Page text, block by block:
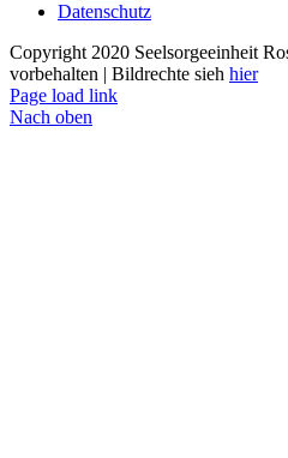
Datenschutz
Copyright 2020 Seelsorgeeinheit
vorbehalten | Bildrechte sieh hier
Page load link
Nach oben